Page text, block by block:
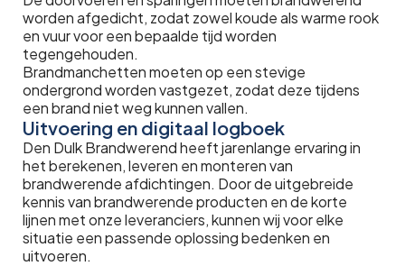
worden afgedicht, zodat zowel koude als warme rook
en vuur voor een bepaalde tijd worden
tegengehouden.
Brandmanchetten moeten op een stevige
ondergrond worden vastgezet, zodat deze tijdens
een brand niet weg kunnen vallen.
Uitvoering en digitaal logboek
Den Dulk Brandwerend heeft jarenlange ervaring in
het berekenen, leveren en monteren van
brandwerende afdichtingen. Door de uitgebreide
kennis van brandwerende producten en de korte
lijnen met onze leveranciers, kunnen wij voor elke
situatie een passende oplossing bedenken en
uitvoeren.